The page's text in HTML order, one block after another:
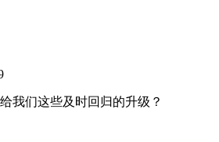
我们这些及时回归的升级？